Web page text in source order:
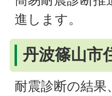
進します。
丹波篠山市
耐震診断の結